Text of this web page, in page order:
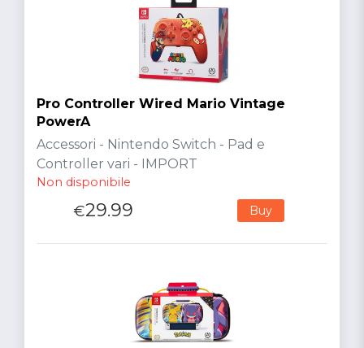
Pro Controller Wired Mario Vintage
PowerA
Accessori - Nintendo Switch - Pad e
Controller vari - IMPORT
Non disponibile
€29.99 Buy